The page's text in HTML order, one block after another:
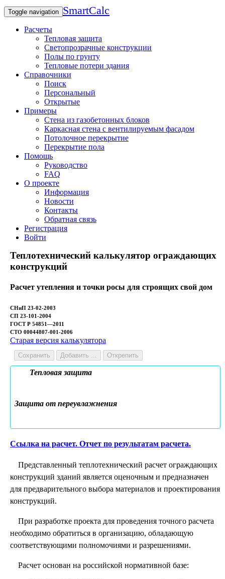
Toggle navigation SmartCalc
Расчеты
Тепловая защита
Светопрозрачные конструкции
Полы по грунту
Тепловые потери здания
Справочники
Поиск
Персональный
Открытые
Примеры
Стена из газобетонных блоков
Каркасная стена с вентилируемым фасадом
Потолочное перекрытие
Перекрытие пола
Помощь
Руководство
FAQ
О проекте
Информация
Новости
Контакты
Обратная связь
Регистрация
Войти
Теплотехнический калькулятор ограждающих
конструкций
Расчет утепления и точки росы для строящих свой дом
СНиП 23-02-2003
СП 23-101-2004
ГОСТ Р 54851—2011
СТО 00044807-001-2006
Старая версия калькулятора
Сохранить Добавить ... Открепить
Тепловая защита
Защита от переувлажнения
Ссылка на расчет. Отчет по результатам расчета.
Представленный теплотехнический расчет ограждающих
конструкций зданий является оценочным и предназначен
для предварительного выбора материалов и проектирования
конструкций.
При разработке проекта для проведения точного расчета
необходимо обратиться в организацию, обладающую
соответствующими полномочиями и разрешениями.
Расчет основан на российской нормативной базе: